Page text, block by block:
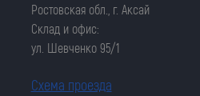
Ростовская обл., г. Аксай
Склад и офис:
ул. Шевченко 95/1
Схема проезда